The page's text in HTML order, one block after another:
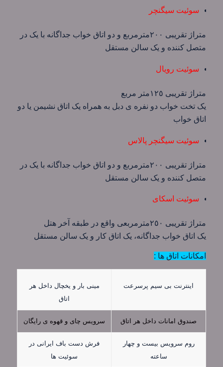
سوئیت سیگنچر
متراژ تقریبی ٢٠٠مترمربع و دو اتاق خواب جداگانه با یک در
متصل کننده و یک سالن مستقل
سوئیت رویال
متراژ تقریبی ١٢٥متر مربع
یک تخت خواب دو نفره ی دبل به همراه یک اتاق نشیمن یا دو
اتاق خواب
سوئیت سیگنچر پالاس
متراژ تقریبی ٢٠٠مترمربع و دو اتاق خواب جداگانه با یک در
متصل کننده و یک سالن مستقل
سوئیت اسکای
متراژ تقریبی ٢٥٠مترمربعی واقع در طبقه آخر هتل
یک اتاق خواب جداگانه، یک اتاق کار و یک سالن مستقل
امکانات اتاق ها :
اینترنت بی سیم پرسرعت
مینی بار و یخچال داخل هر
اتاق
صندوق امانات داخل هر اتاق سرویس چای و قهوه ی رایگان
روم سرویس بیست و چهار
ساعته
فرش دست باف ایرانی در
سوئیت ها